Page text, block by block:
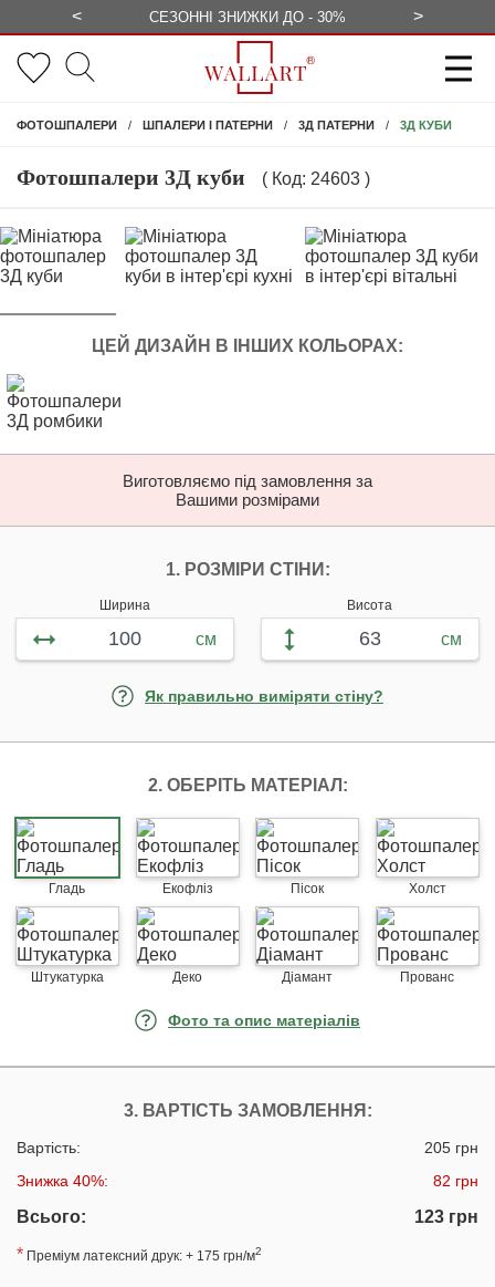
< СЕЗОННІ ЗНИЖКИ ДО - 30% >
ФОТОШПАЛЕРИ ШПАЛЕРИ І ПАТЕРНИ 3Д ПАТЕРНИ 3Д КУБИ
Фотошпалери 3Д куби ( Код: 24603 )
ЦЕЙ ДИЗАЙН В ІНШИХ КОЛЬОРАХ:
Виготовляємо під замовлення за
Вашими розмірами
1. РОЗМІРИ СТІНИ:
Ширина
см
Висота
см
Як правильно виміряти стіну?
2. ОБЕРІТЬ МАТЕРІАЛ:
Гладь Екофліз Пісок Холст
Штукатурка Деко Діамант Прованс
Фото та опис матеріалів
3. ВАРТІСТЬ ЗАМОВЛЕННЯ:
Вартість:
205 грн
Знижка 40%:
82 грн
Всього:
123 грн
* Преміум латексний друк: + 175 грн/м2